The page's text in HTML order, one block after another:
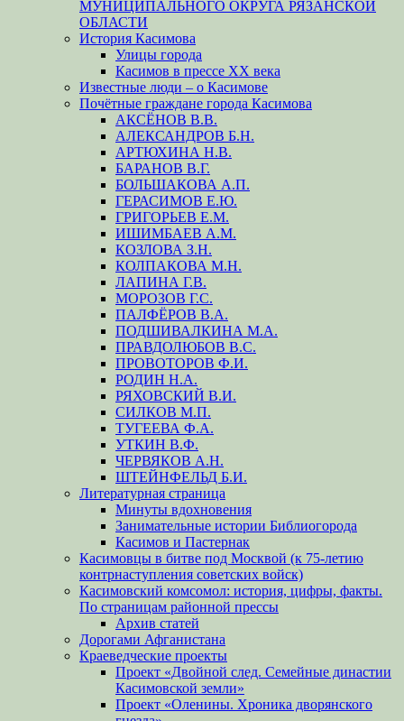
МУНИЦИПАЛЬНОГО ОКРУГА РЯЗАНСКОЙ
ОБЛАСТИ
История Касимова
Улицы города
Касимов в прессе XX века
Известные люди – о Касимове
Почётные граждане города Касимова
АКСЁНОВ В.В.
АЛЕКСАНДРОВ Б.Н.
АРТЮХИНА Н.В.
БАРАНОВ В.Г.
БОЛЬШАКОВА А.П.
ГЕРАСИМОВ Е.Ю.
ГРИГОРЬЕВ Е.М.
ИШИМБАЕВ А.М.
КОЗЛОВА З.Н.
КОЛПАКОВА М.Н.
ЛАПИНА Г.В.
МОРОЗОВ Г.С.
ПАЛФЁРОВ В.А.
ПОДШИВАЛКИНА М.А.
ПРАВДОЛЮБОВ В.С.
ПРОВОТОРОВ Ф.И.
РОДИН Н.А.
РЯХОВСКИЙ В.И.
СИЛКОВ М.П.
ТУГЕЕВА Ф.А.
УТКИН В.Ф.
ЧЕРВЯКОВ А.Н.
ШТЕЙНФЕЛЬД Б.И.
Литературная страница
Минуты вдохновения
Занимательные истории Библиогорода
Касимов и Пастернак
Касимовцы в битве под Москвой (к 75-летию
контрнаступления советских войск)
Касимовский комсомол: история, цифры, факты.
По страницам районной прессы
Архив статей
Дорогами Афганистана
Краеведческие проекты
Проект «Двойной след. Семейные династии
Касимовской земли»
Проект «Оленины. Хроника дворянского